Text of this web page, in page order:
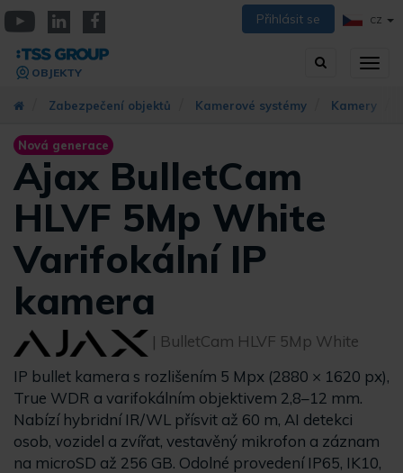
Přejít
k
hlavnímu
obsahu
Přihlásit se CZ
Vyhledávání
OBJEKTY
Zabezpečení objektů Kamerové systémy Kamery
Nová generace
Ajax BulletCam
HLVF 5Mp White
Varifokální IP
kamera
| BulletCam HLVF 5Mp White
IP bullet kamera s rozlišením 5 Mpx (2880 × 1620 px),
True WDR a varifokálním objektivem 2,8–12 mm.
Nabízí hybridní IR/WL přísvit až 60 m, AI detekci
osob, vozidel a zvířat, vestavěný mikrofon a záznam
na microSD až 256 GB. Odolné provedení IP65, IK10,